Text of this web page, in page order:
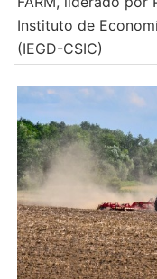
Instituto de
(IEGD-CSIC)